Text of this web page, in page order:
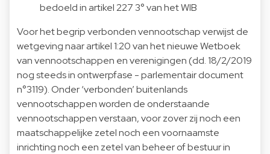
bedoeld in artikel 227 3° van het WIB
Voor het begrip verbonden vennootschap verwijst de
wetgeving naar artikel 1:20 van het nieuwe Wetboek
van vennootschappen en verenigingen (dd. 18/2/2019
nog steeds in ontwerpfase - parlementair document
n°3119). Onder ‘verbonden’ buitenlands
vennootschappen worden de onderstaande
vennootschappen verstaan, voor zover zij noch een
maatschappelijke zetel noch een voornaamste
inrichting noch een zetel van beheer of bestuur in